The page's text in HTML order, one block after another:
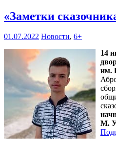
«Заметки
01.07.2022 Новости, 6+
14
им.
М.